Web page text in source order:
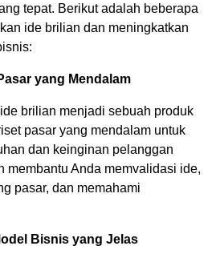
tepat. Berikut adalah beberapa
ide brilian dan meningkatkan
yang Mendalam
brilian menjadi sebuah produk
pasar yang mendalam untuk
dan keinginan pelanggan
membantu Anda memvalidasi ide,
pasar, dan memahami
Bisnis yang Jelas